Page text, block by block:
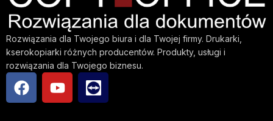
Rozwiązania dla Twojego biura i dla Twojej firmy. Drukarki,
kserokopiarki różnych producentów. Produkty, usługi i
rozwiązania dla Twojego biznesu.